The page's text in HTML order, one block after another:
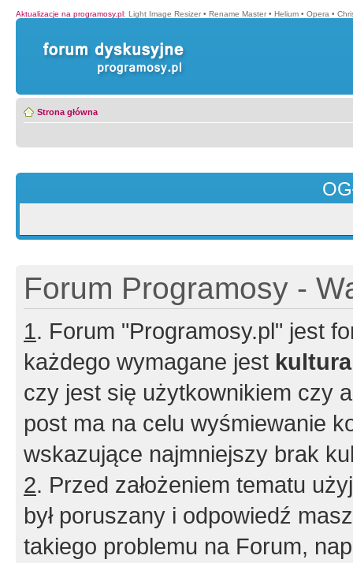
Aktualizacje na programosy.pl: Light Image Resizer • Rename Master • Helium • Opera •
Strona główna
Forum Programosy -
1. Forum "Programosy.pl" jest
każdego wymagane jest
czy jest się użytkownikiem czy
post ma na celu wyśmiewanie
wskazujące najmniejszy brak
2. Przed założeniem tematu
był poruszany i odpowiedź
takiego problemu na Forum,